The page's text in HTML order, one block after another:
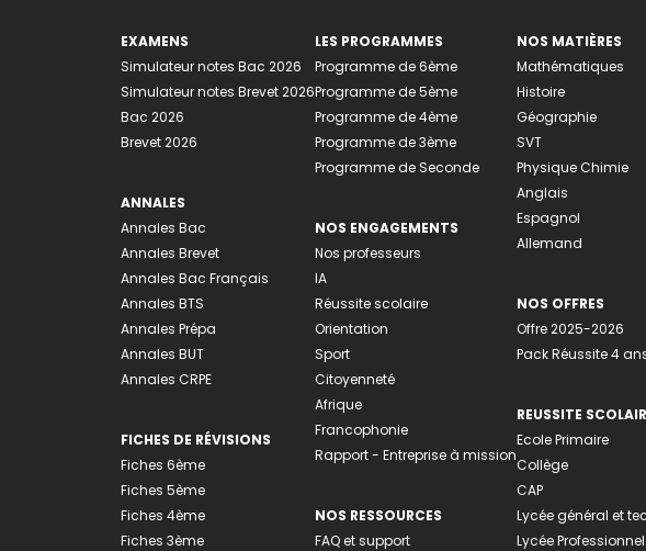
EXAMENS
Simulateur notes Bac 2026
Simulateur notes Brevet 2026
Bac 2026
Brevet 2026
ANNALES
Annales Bac
Annales Brevet
Annales Bac Français
Annales BTS
Annales Prépa
Annales BUT
Annales CRPE
FICHES DE RÉVISIONS
Fiches 6ème
Fiches 5ème
Fiches 4ème
Fiches 3ème
LES PROGRAMMES
Programme de 6ème
Programme de 5ème
Programme de 4ème
Programme de 3ème
Programme de Seconde
NOS ENGAGEMENTS
Nos professeurs
IA
Réussite scolaire
Orientation
Sport
Citoyenneté
Afrique
Francophonie
Rapport - Entreprise à mission
NOS RESSOURCES
FAQ et support
NOS MATIÈRES
Mathématiques
Histoire
Géographie
SVT
Physique Chimie
Anglais
Espagnol
Allemand
NOS OFFRES
Offre 2025-2026
Pack Réussite 4
REUSSITE
Ecole Primaire
Collège
CAP
Lycée général et
Lycée Professionnel